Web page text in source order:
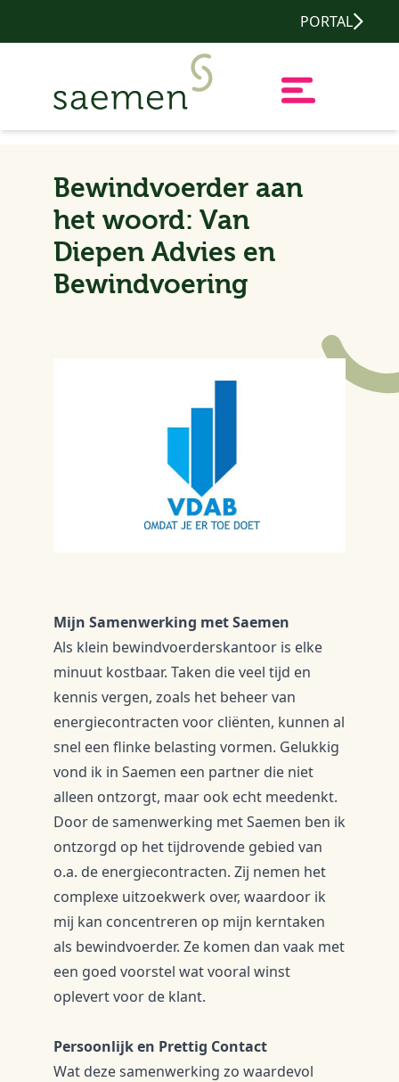
PORTAL
Bewindvoerder aan
het woord: Van
Diepen Advies en
Bewindvoering
​Mijn Samenwerking met Saemen
​Als klein bewindvoerderskantoor is elke
minuut kostbaar. Taken die veel tijd en
kennis vergen, zoals het beheer van
energiecontracten voor cliënten, kunnen al
snel een flinke belasting vormen. Gelukkig
vond ik in Saemen een partner die niet
alleen ontzorgt, maar ook echt meedenkt.
​Door de samenwerking met Saemen ben ik
ontzorgd op het tijdrovende gebied van
o.a. de energiecontracten. Zij nemen het
complexe uitzoekwerk over, waardoor ik
mij kan concentreren op mijn kerntaken
als bewindvoerder. Ze komen dan vaak met
een goed voorstel wat vooral winst
oplevert voor de klant.
​Persoonlijk en Prettig Contact
​Wat deze samenwerking zo waardevol